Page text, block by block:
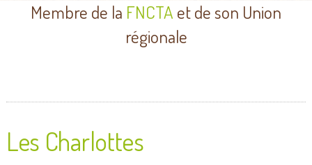
Membre de la FNCTA et de son Union
régionale
Les Charlottes